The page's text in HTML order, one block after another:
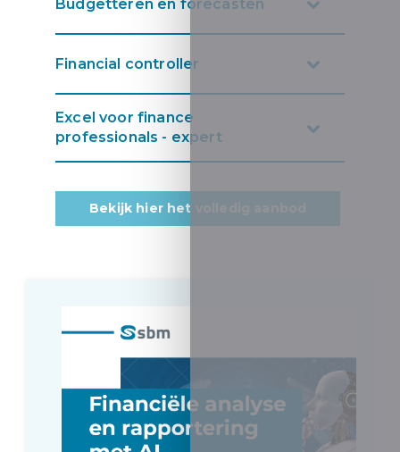
Budgetteren en forecasten
Financial controller
Excel voor finance
professionals - expert
Bekijk hier het volledig aanbod